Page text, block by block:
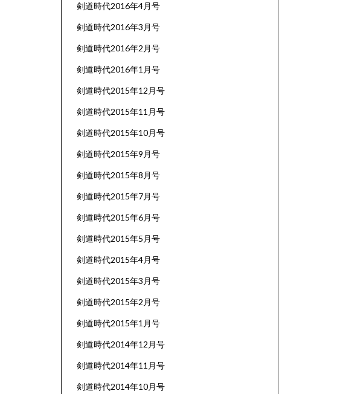
剣道時代2016年4月号
剣道時代2016年3月号
剣道時代2016年2月号
剣道時代2016年1月号
剣道時代2015年12月号
剣道時代2015年11月号
剣道時代2015年10月号
剣道時代2015年9月号
剣道時代2015年8月号
剣道時代2015年7月号
剣道時代2015年6月号
剣道時代2015年5月号
剣道時代2015年4月号
剣道時代2015年3月号
剣道時代2015年2月号
剣道時代2015年1月号
剣道時代2014年12月号
剣道時代2014年11月号
剣道時代2014年10月号